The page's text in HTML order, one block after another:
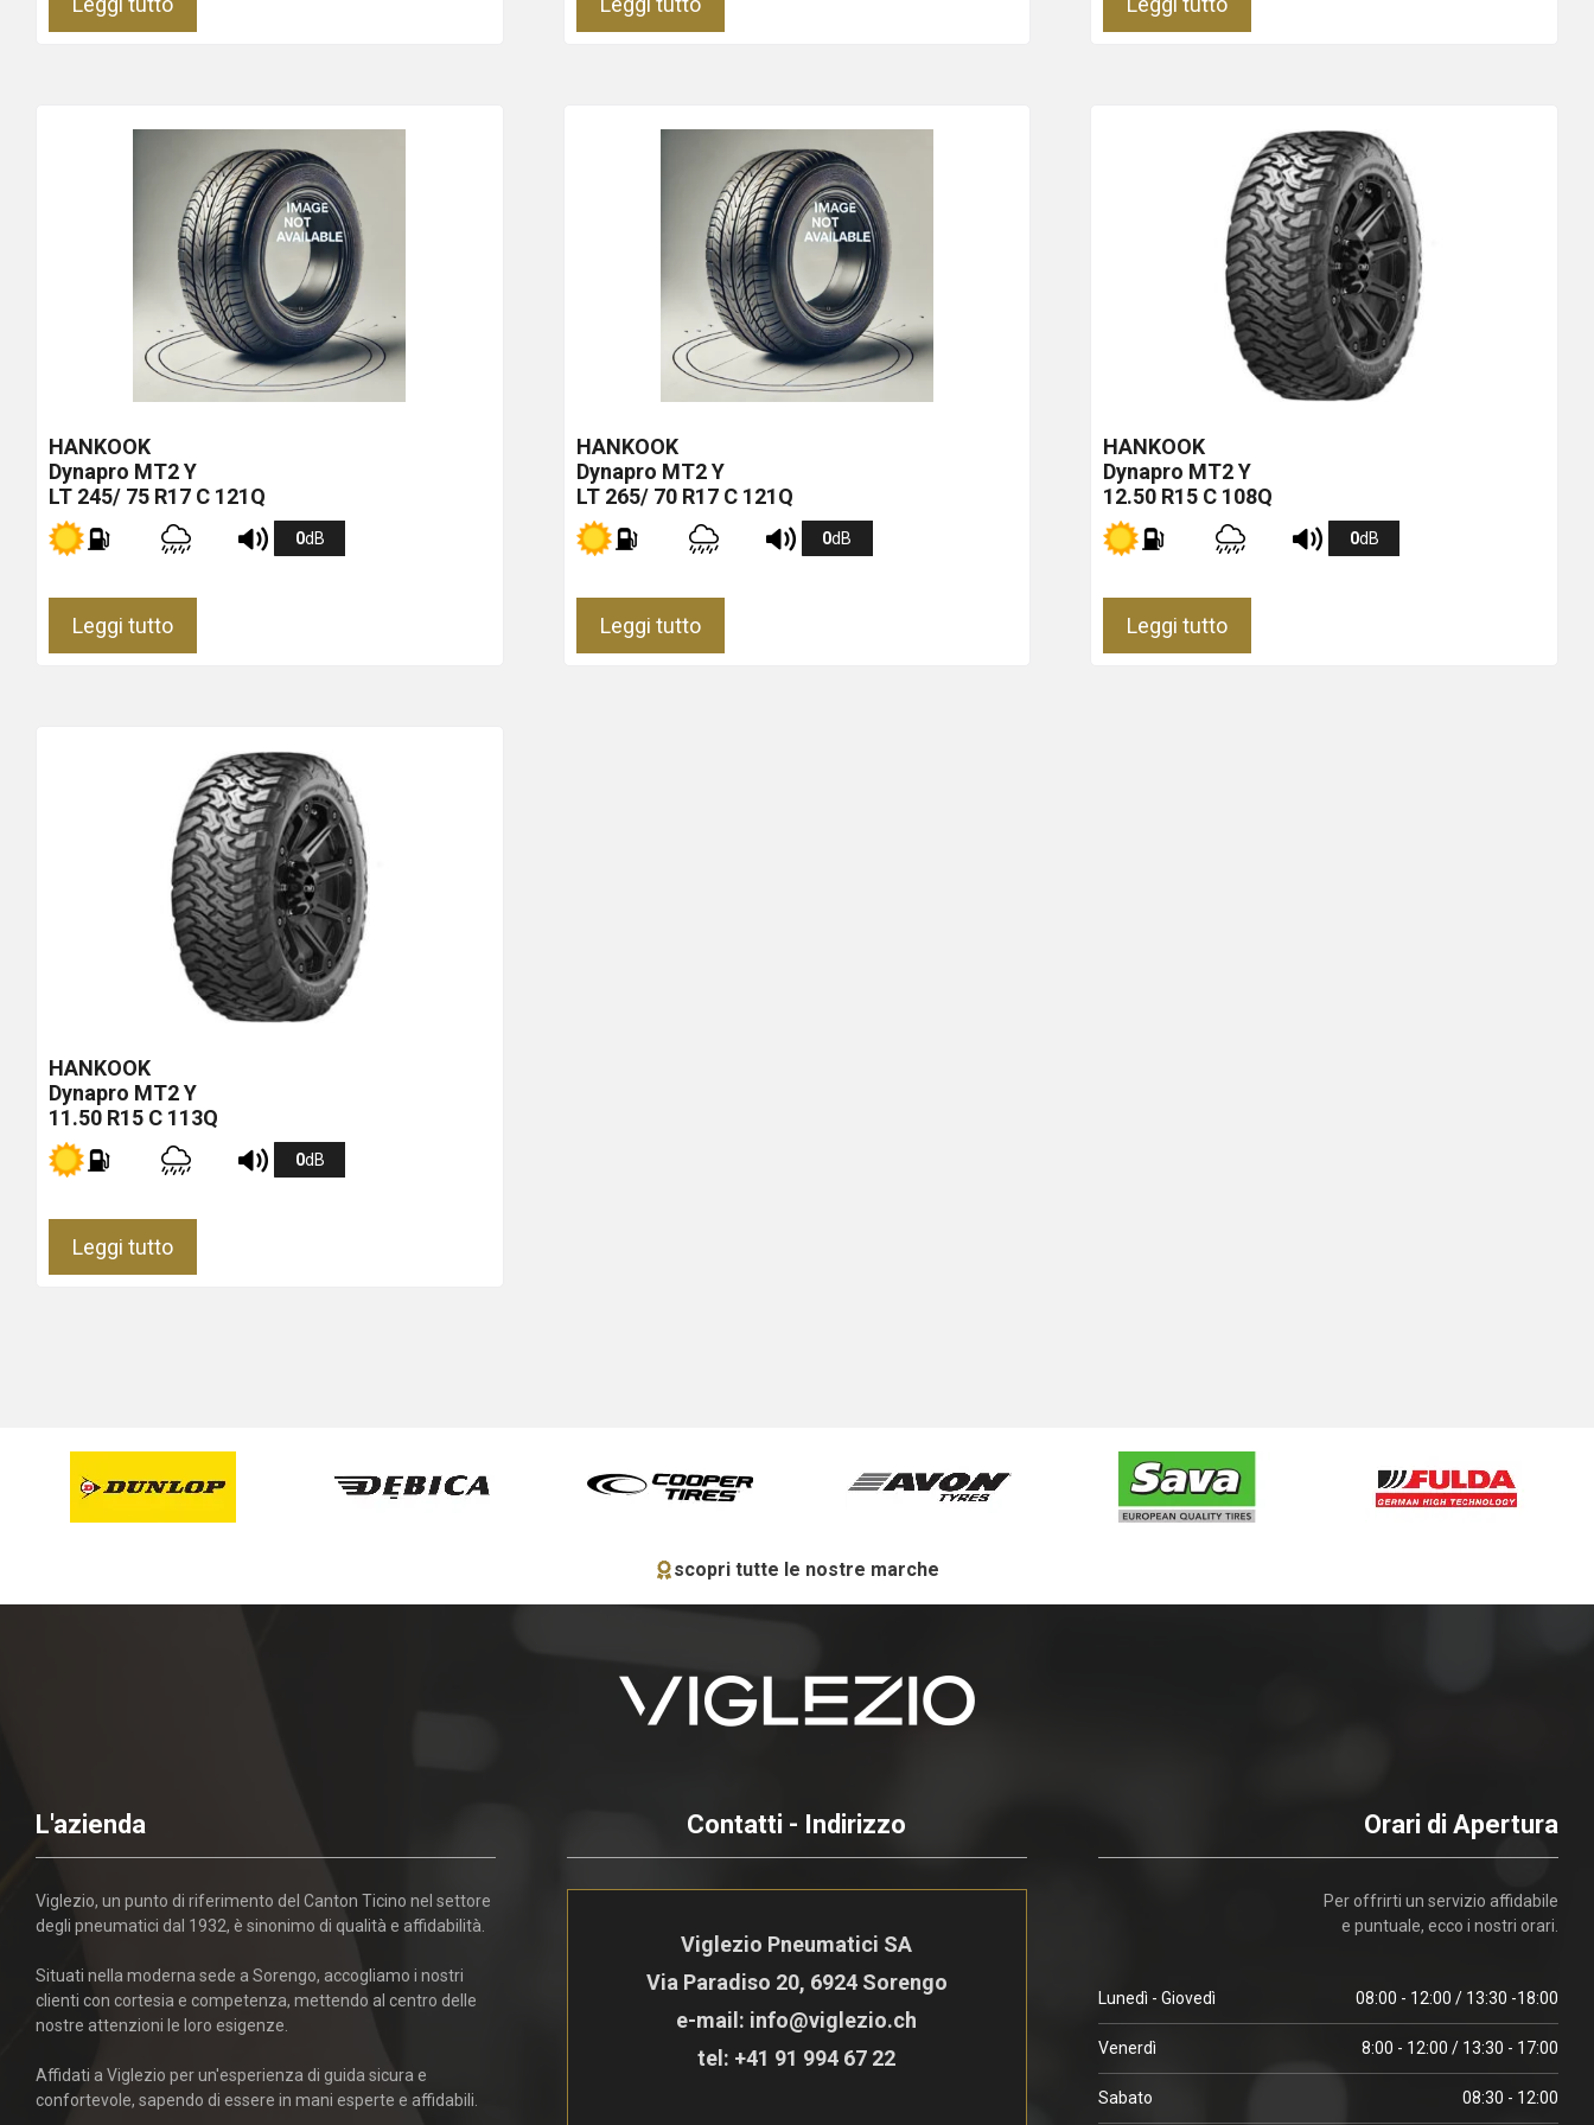
HANKOOK
Dynapro MT2Y
LT 245/ 75 R17 C 121Q
0dB
Leggi tutto
HANKOOK
Dynapro MT2 Y
LT 265/ 70 R17 C 121Q
0dB
Leggi tutto
HANKOOK
Dynapro MT2 Y
12.50 R15 C 108Q
0dB
Leggi tutto
HANKOOK
Dynapro MT2Y
11.50 R15 C 113Q
0dB
Leggi tutto
scopri tutte le nostre marche
L'azienda
Viglezio, un punto di riferimento del Canton Ticino nel settore
degli pneumatici dal 1932, è sinonimo di qualità e affidabilità.
Situati nella moderna sede a Sorengo, accogliamo i nostri
clienti con cortesia e competenza, mettendo al centro delle
nostre attenzioni le loro esigenze.
Affidati a Viglezio per un'esperienza di guida sicura e
confortevole, sapendo di essere in mani esperte e affidabili.
Contatti - Indirizzo
Viglezio Pneumatici SA
Via Paradiso 20, 6924 Sorengo
e-mail: info@viglezio.ch
tel: +41 91 994 67 22
Orari di Apertura
Per offrirti un servizio affidabile
e puntuale, ecco i nostri orari.
Lunedì - Giovedì 08:00 - 12:00 / 13:30 -18:00
Venerdì 8:00 - 12:00 / 13:30 - 17:00
Sabato 08:30 - 12:00